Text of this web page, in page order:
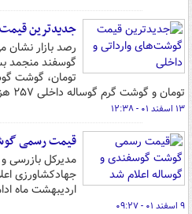
جدیدترین
رصد بازار
تومان و گوشت گرم گوساله داخلی ۲۵۷ هزار تومان است.
۱۳ اسفند ۰۱ - ۱۲:۳۸
قیمت رسمی
مدیرکل بازرسی
جهادکشاورزی
اردیبهشت ماه
۹ اسفند ۰۱ - ۰۹:۲۷